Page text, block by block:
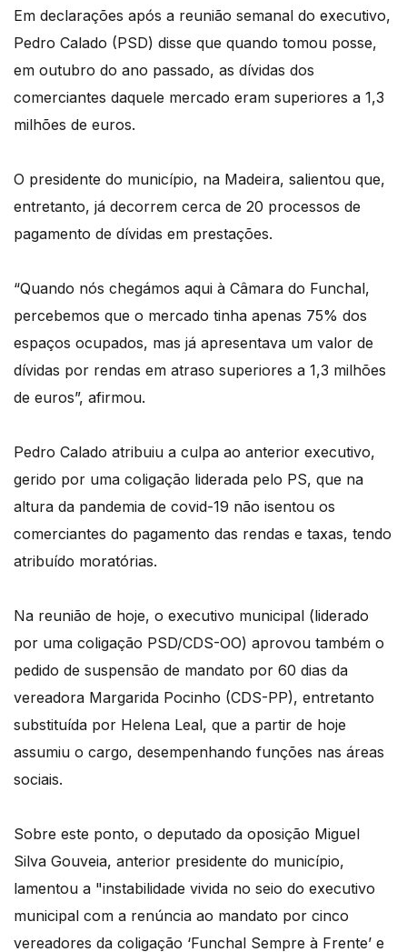
Em declarações após a reunião semanal do executivo,
Pedro Calado (PSD) disse que quando tomou posse,
em outubro do ano passado, as dívidas dos
comerciantes daquele mercado eram superiores a 1,3
milhões de euros.
O presidente do município, na Madeira, salientou que,
entretanto, já decorrem cerca de 20 processos de
pagamento de dívidas em prestações.
“Quando nós chegámos aqui à Câmara do Funchal,
percebemos que o mercado tinha apenas 75% dos
espaços ocupados, mas já apresentava um valor de
dívidas por rendas em atraso superiores a 1,3 milhões
de euros”, afirmou.
Pedro Calado atribuiu a culpa ao anterior executivo,
gerido por uma coligação liderada pelo PS, que na
altura da pandemia de covid-19 não isentou os
comerciantes do pagamento das rendas e taxas, tendo
atribuído moratórias.
Na reunião de hoje, o executivo municipal (liderado
por uma coligação PSD/CDS-OO) aprovou também o
pedido de suspensão de mandato por 60 dias da
vereadora Margarida Pocinho (CDS-PP), entretanto
substituída por Helena Leal, que a partir de hoje
assumiu o cargo, desempenhando funções nas áreas
sociais.
Sobre este ponto, o deputado da oposição Miguel
Silva Gouveia, anterior presidente do município,
lamentou a "instabilidade vivida no seio do executivo
municipal com a renúncia ao mandato por cinco
vereadores da coligação ‘Funchal Sempre à Frente’ e